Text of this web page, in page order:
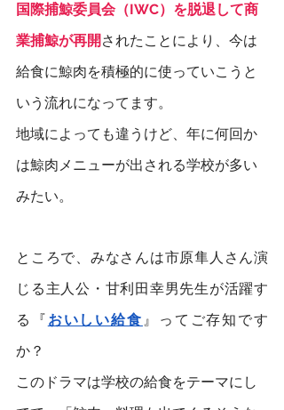
国際捕鯨委員会（IWC）を脱退して商
業捕鯨が再開 されたことにより、今は
給食に鯨肉を積極的に使っていこうと
いう流れになってます。
地域によっても違うけど、年に何回か
は鯨肉メニューが出される学校が多い
みたい。
ところで、みなさんは市原隼人さん演
じる主人公・甘利田幸男先生が活躍す
る『 おいしい給食 』ってご存知です
か？
このドラマは学校の給食をテーマにし